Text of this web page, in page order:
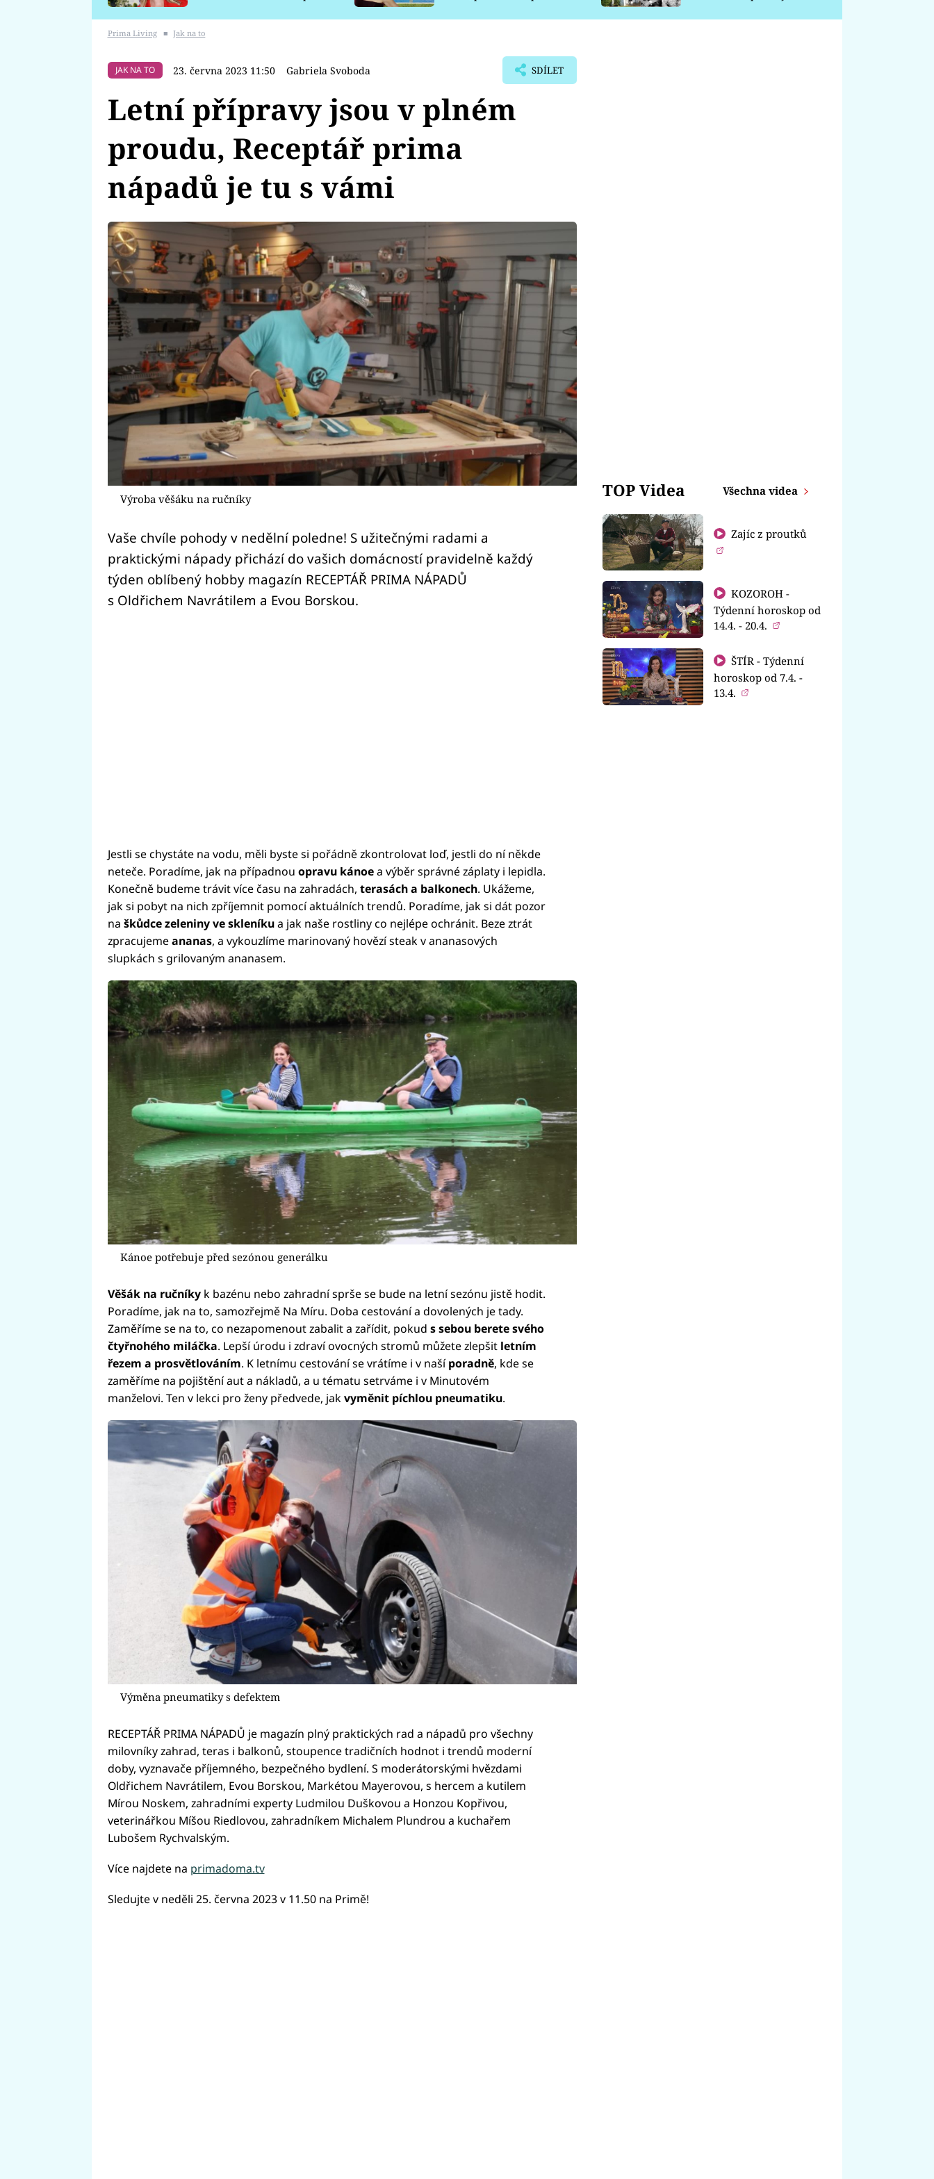
Prima Living ■ Jak na to
JAK NA TO 23. června 2023 11:50 Gabriela Svoboda SDÍLET
Letní přípravy jsou v plném
proudu, Receptář prima
nápadů je tu s vámi
Výroba věšáku na ručníky
Vaše chvíle pohody v nedělní poledne! S užitečnými radami a
praktickými nápady přichází do vašich domácností pravidelně každý
týden oblíbený hobby magazín RECEPTÁŘ PRIMA NÁPADŮ
s Oldřichem Navrátilem a Evou Borskou.
Jestli se chystáte na vodu, měli byste si pořádně zkontrolovat loď, jestli do ní někde
neteče. Poradíme, jak na případnou opravu kánoea výběr správné záplaty i lepidla.
Konečně budeme trávit více času na zahradách, terasách a balkonech. Ukážeme,
jak si pobyt na nich zpříjemnit pomocí aktuálních trendů. Poradíme, jak si dát pozor
na škůdce zeleniny ve skleníkua jak naše rostliny co nejlépe ochránit. Beze ztrát
zpracujemeananas, a vykouzlíme marinovaný hovězí steak v ananasových
slupkách s grilovaným ananasem.
Kánoe potřebuje před sezónou generálku
Věšák na ručníkyk bazénu nebo zahradní sprše se bude na letní sezónu jistě hodit.
Poradíme, jak na to, samozřejmě Na Míru. Doba cestování a dovolených je tady.
Zaměříme se na to, co nezapomenout zabalit a zařídit, pokud s sebou berete svého
čtyřnohého miláčka. Lepší úrodu i zdraví ovocných stromů můžete zlepšit letním
řezem a prosvětlováním. K letnímu cestování se vrátíme i v našíporadně, kde se
zaměříme na pojištění aut a nákladů, a u tématu setrváme i v Minutovém
manželovi. Ten v lekci pro ženy předvede, jak vyměnit píchlou pneumatiku.
Výměna pneumatiky s defektem
RECEPTÁŘ PRIMA NÁPADŮ je magazín plný praktických rad a nápadů pro všechny
milovníky zahrad, teras i balkonů, stoupence tradičních hodnot i trendů moderní
doby, vyznavače příjemného, bezpečného bydlení. S moderátorskými hvězdami
Oldřichem Navrátilem, Evou Borskou, Markétou Mayerovou, s hercem a kutilem
Mírou Noskem, zahradními experty Ludmilou Duškovou a Honzou Kopřivou,
veterinářkou Míšou Riedlovou, zahradníkem Michalem Plundrou a kuchařem
Lubošem Rychvalským.
Více najdete na primadoma.tv
Sledujte v neděli 25. června 2023 v 11.50 na Primě!
TOP Videa Všechna videa
Zajíc z proutků
KOZOROH -
Týdenní horoskop od
14.4. - 20.4.
ŠTÍR - Týdenní
horoskop od 7.4. -
13.4.